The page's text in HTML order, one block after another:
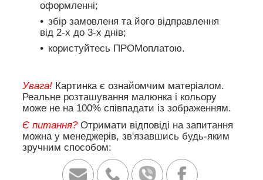
оформленні;
збір замовленя та його відправлення
від 2-х до 3-х днів;
користуйтесь ПРОМоплатою.
Увага! Картинка є ознайомчим матеріалом.
Реальне розташування малюнка і кольору
може не на 100% співпадати із зображенням.
Є питання? Отримати відповіді на запитання
можна у менеджерів, зв'язавшись будь-яким
зручним способом: